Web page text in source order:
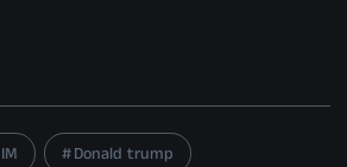
Donald trump